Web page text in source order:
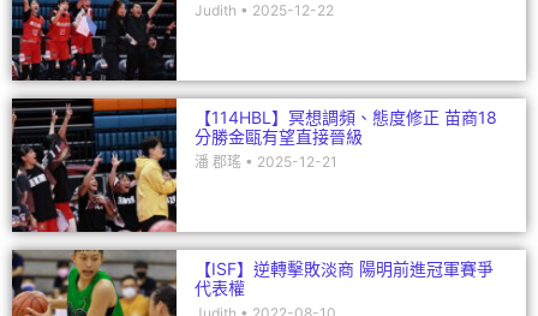
Judith 2025-12-22
【114HBL】冥想調頻、態度修正 苗商18
分勝金甌有望直接晉級
潘 郡瑤 2025-12-21
【ISF】逆轉擊敗淡商 陽明前進冠軍賽爭
代表權